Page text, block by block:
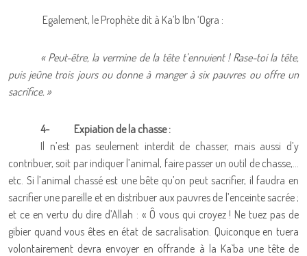
Egalement, le Prophète dit à Ka’b Ibn ‘Ogra :
« Peut-être, la vermine de la tête t’ennuient ! Rase-toi la tête,
puis jeûne trois jours ou donne à manger à six pauvres ou offre un
sacrifice. »
4-
Expiation de la chasse :
Il n’est pas seulement interdit de chasser, mais aussi d’y
contribuer, soit par indiquer l’animal, faire passer un outil de chasse,…
etc. Si l’animal chassé est une bête qu’on peut sacrifier, il faudra en
sacrifier une pareille et en distribuer aux pauvres de l’enceinte sacrée ;
et ce en vertu du dire d’Allah : « Ô vous qui croyez ! Ne tuez pas de
gibier quand vous êtes en état de sacralisation. Quiconque en tuera
volontairement devra envoyer en offrande à la Ka`ba une tête de